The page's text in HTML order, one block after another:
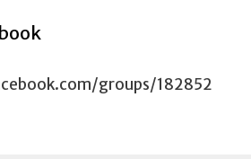
groups/182852